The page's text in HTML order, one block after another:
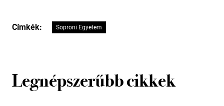
Címkék: Soproni Egyetem
Legnépszerűbb cikkek